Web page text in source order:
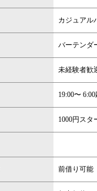
カジュアル
バーテンダ
未経験者歓
19:00〜
1000円ス
前借り可能